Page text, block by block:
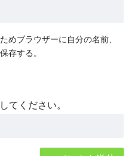
めブラウザーに自分の名前、
存する。
てください。